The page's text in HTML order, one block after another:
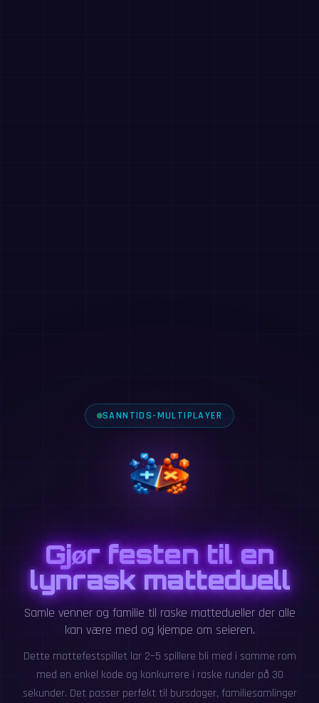
SANNTIDS-MULTIPLAYER
Gjør festen til en
lynrask matteduell
Samle venner og familie til raske mattedueller der alle
kan være med og kjempe om seieren.
Dette mattefestspillet lar 2–5 spillere bli med i samme rom
med en enkel kode og konkurrere i raske runder på 30
sekunder. Det passer perfekt til bursdager, familiesamlinger